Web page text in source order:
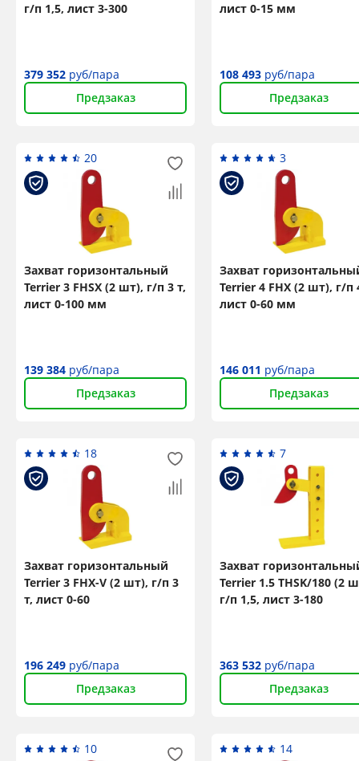
г/п 1,5, лист 3-300
379 352 руб/пара
Предзаказ
лист 0-15 мм
108 493 руб/пара
Предзаказ
20
Захват горизонтальный
Terrier 3 FHSX (2 шт), г/п 3 т,
лист 0-100 мм
139 384 руб/пара
Предзаказ
3
Захват
Terrier 4 FHX (2 шт), г/п
лист 0-60 мм
146 011 руб/пара
Предзаказ
18
Захват горизонтальный
Terrier 3 FHX-V (2 шт), г/п 3
т, лист 0-60
196 249 руб/пара
Предзаказ
7
Захват
Terrier 1.5 THSK/180 (2
г/п 1,5, лист 3-180
363 532 руб/пара
Предзаказ
10 14